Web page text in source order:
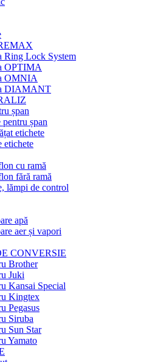
Ring Lock System
OPTIMA
OMNIA
DIAMANT
șpan
șpan
etichete
etichete
cu ramă
fără ramă
lămpi de control
apă
aer și vapori
CONVERSIE
Brother
Juki
Kansai Special
Kingtex
Pegasus
Siruba
Sun Star
Yamato